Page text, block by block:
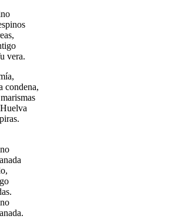
vera.
condena,
la primera ermita?
años
actos principales que se celebran en el
tengo que hacer?
me alojo?